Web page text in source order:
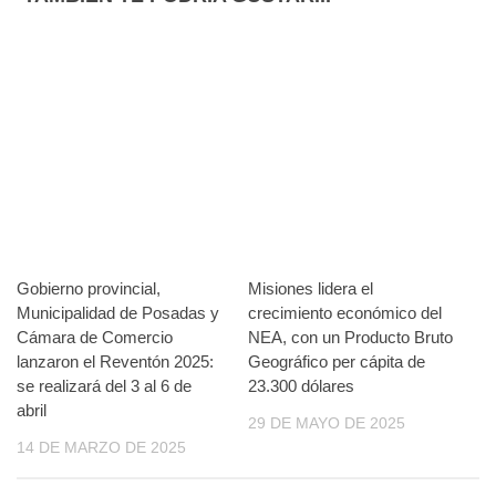
Gobierno provincial,
Municipalidad de Posadas y
Cámara de Comercio
lanzaron el Reventón 2025:
se realizará del 3 al 6 de
abril
14 DE MARZO DE 2025
Misiones lidera el
crecimiento económico del
NEA, con un Producto Bruto
Geográfico per cápita de
23.300 dólares
29 DE MAYO DE 2025